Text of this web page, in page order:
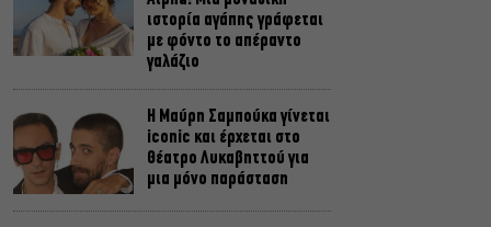
ιστορία αγάπης γράφεται
με φόντο το απέραντο
γαλάζιο
Η Μαύρη Σαμπούκα γίνεται
iconic και έρχεται στο
Θέατρο Λυκαβηττού για
μια μόνο παράσταση